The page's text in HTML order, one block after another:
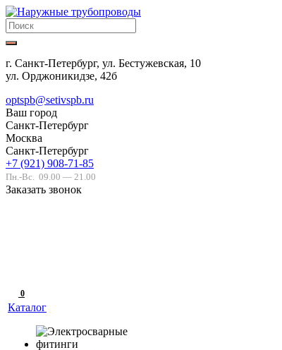
г. Санкт-Петербург, ул. Бестужевская, 10
ул. Орджоникидзе, 42б
optspb@setivspb.ru
Ваш город
Санкт-Петербург
Москва
Санкт-Петербург
+7 (921) 908-71-85
Пн.-Вс. 09.00 — 21.00
Заказать звонок
0
Каталог